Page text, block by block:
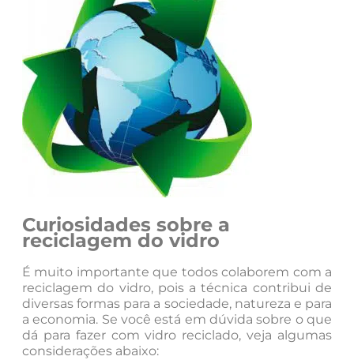
Curiosidades sobre a
reciclagem do vidro
É muito importante que todos colaborem com a
reciclagem do vidro, pois a técnica contribui de
diversas formas para a sociedade, natureza e para
a economia. Se você está em dúvida sobre o que
dá para fazer com vidro reciclado, veja algumas
considerações abaixo: